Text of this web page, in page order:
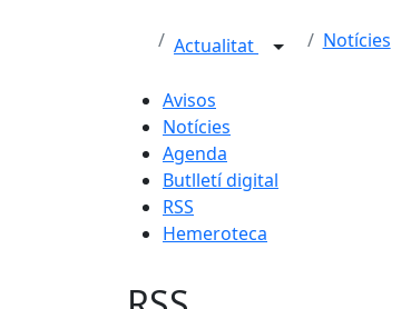
Actualitat Notícies
Avisos
Notícies
Agenda
Butlletí digital
RSS
Hemeroteca